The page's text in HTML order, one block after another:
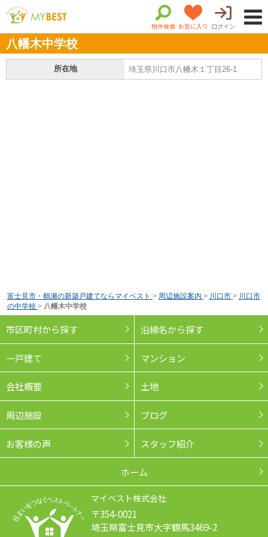
物件検索 お気に入り ログイン
八幡木中学校
所在地 埼玉県川口市八幡木１丁目26-1
富士見市・鶴瀬の新築戸建てならマイベスト > 周辺施設案内 > 川口市 > 川口市
の中学校 > 八幡木中学校
市区町村から探す 沿線名から探す
一戸建て マンション
会社概要 土地
周辺施設 ブログ
お客様の声 スタッフ紹介
ホーム
マイベスト株式会社
〒354-0021
埼玉県富士見市大字鶴馬3469-2